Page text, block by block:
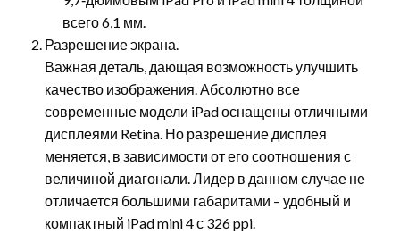
всего 6,1 мм.
Разрешение экрана.
Важная деталь, дающая возможность улучшить
качество изображения. Абсолютно все
современные модели iPad оснащены отличными
дисплеями Retina. Но разрешение дисплея
меняется, в зависимости от его соотношения с
величиной диагонали. Лидер в данном случае не
отличается большими габаритами – удобный и
компактный iPad mini 4 с 326 ppi.